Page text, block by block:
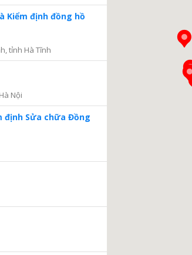
Kiểm định đồng hồ
tỉnh Hà Tĩnh
Nội
định Sửa chữa Đồng